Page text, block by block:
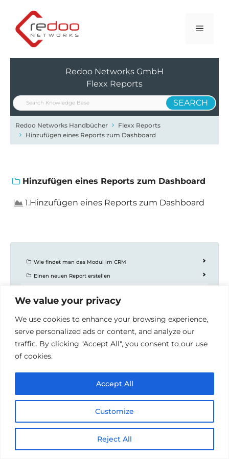
We value your privacy
We use cookies to enhance your browsing experience,
serve personalized ads or content, and analyze our
traffic. By clicking "Accept All", you consent to our use
of cookies.
Customize
Reject All
Accept All
Inhalt
springen
Menü
Redoo Networks GmbH
Flexx Reports
Redoo Networks Handbücher
Flexx Reports
Hinzufügen eines Reports zum Dashboard
Hinzufügen eines Reports zum Dashboard
1.Hinzufügen eines Reports zum Dashboard
Wie findet man das Modul im CRM
Einen neuen Report erstellen
1.Hinzufügen eines Reports zum Dashboard
© 2026 Handbücher der Redoo Networks GmbH
Englisch)